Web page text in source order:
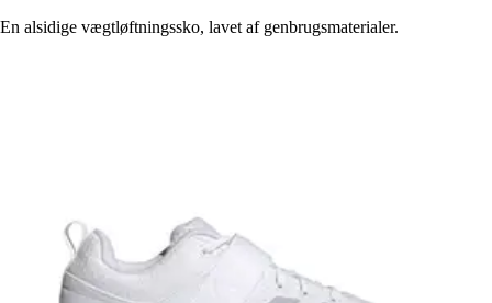
En alsidige vægtløftningssko, lavet af genbrugsmaterialer.